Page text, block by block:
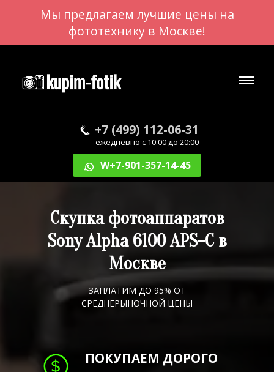
Мы предлагаем лучшие цены на
фототехнику в Москве!
+7 (499) 112-06-31
ежедневно с 10:00 до 20:00
W+7-901-357-14-45
Скупка фотоаппаратов
Sony Alpha 6100 APS-C в
Москве
ЗАПЛАТИМ ДО 95% ОТ
СРЕДНЕРЫНОЧНОЙ ЦЕНЫ
ПОКУПАЕМ ДОРОГО